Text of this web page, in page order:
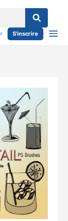
S'inscrire